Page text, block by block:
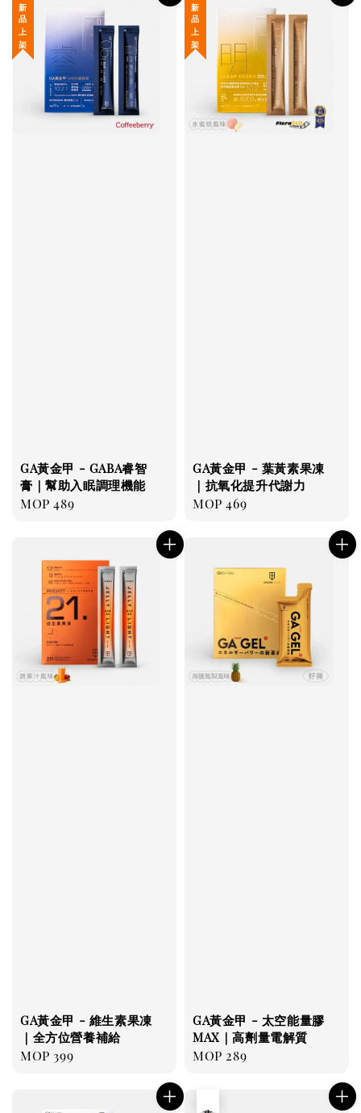
新 品 上 架
GA黃金甲 - GABA睿智
膏｜幫助入眠調理機能
Regular
MOP 489
新 品 上 架
GA黃金甲 - 葉黃素果凍
｜抗氧化提升代謝力
Regular
MOP 469
GA黃金甲 - 維生素果凍
｜全方位營養補給
Regular
MOP 399
GA黃金甲 - 太空能量膠
MAX｜高劑量電解質
Regular
MOP 289